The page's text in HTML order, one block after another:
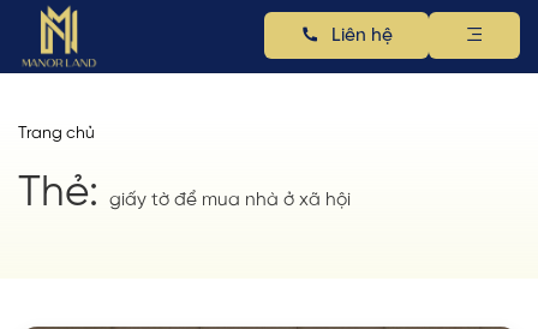
Liên hệ
Trang chủ
Thẻ: giấy tờ để mua nhà ở xã hội